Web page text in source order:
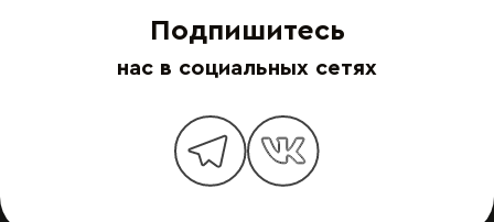
Подпишитесь
нас в социальных сетях